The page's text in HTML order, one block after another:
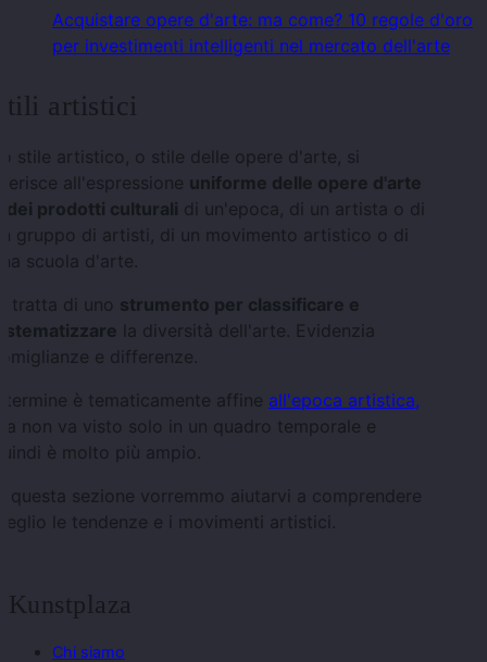
Acquistare opere d'arte: ma come? 10 regole d'oro
per investimenti intelligenti nel mercato dell'arte
artistici
stile artistico, o stile delle opere d'arte, si
all'espressione uniforme delle opere d'arte
dei prodotti culturali di un'epoca, di un artista o di
gruppo di artisti, di un movimento artistico o di
scuola d'arte.
tratta di uno strumento per classificare e
la diversità dell'arte. Evidenzia
e differenze.
termine è tematicamente affine all'epoca artistica,
non va visto solo in un quadro temporale e
è molto più ampio.
questa sezione vorremmo aiutarvi a comprendere
le tendenze e i movimenti artistici.
Kunstplaza
Chi siamo